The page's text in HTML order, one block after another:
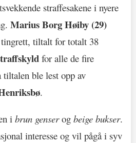
straffesakene i nyere
Marius Borg Høiby (29)
tiltalt for totalt 38
for alle de fire
tiltalen ble lest opp av
.
ibrun genserog beige bukser.
interesse og vil pågå i syv